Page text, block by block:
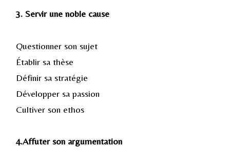
3. Servir une noble cause
Questionner son sujet
Établir sa thèse
Définir sa stratégie
Développer sa passion
Cultiver son ethos
4.Affuter son argumentation